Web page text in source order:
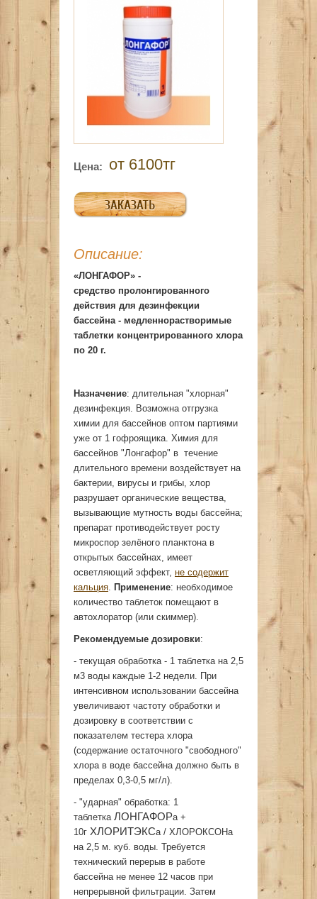
Цена: от 6100тг
Описание:
«ЛОНГАФОР» -
средство пролонгированного
действия для дезинфекции
бассейна - медленнорастворимые
таблетки концентрированного хлора
по 20 г.
Назначение: длительная "хлорная"
дезинфекция. Возможна отгрузка
химии для бассейнов оптом партиями
уже от 1 гофроящика. Химия для
бассейнов "Лонгафор" в течение
длительного времени воздействует на
бактерии, вирусы и грибы, хлор
разрушает органические вещества,
вызывающие мутность воды бассейна;
препарат противодействует росту
микроспор зелёного планктона в
открытых бассейнах, имеет
осветляющий эффект, не содержит
кальция. Применение: необходимое
количество таблеток помещают в
автохлоратор (или скиммер).
Рекомендуемые дозировки:
- текущая обработка - 1 таблетка на 2,5
м3 воды каждые 1-2 недели. При
интенсивном использовании бассейна
увеличивают частоту обработки и
дозировку в соответствии с
показателем тестера хлора
(содержание остаточного "свободного"
хлора в воде бассейна должно быть в
пределах 0,3-0,5 мг/л).
- "ударная" обработка: 1
таблетка ЛОНГАФОРа +
10г ХЛОРИТЭКСа / ХЛОРОКСОНа
на 2,5 м. куб. воды. Требуется
технический перерыв в работе
бассейна не менее 12 часов при
непрерывной фильтрации. Затем